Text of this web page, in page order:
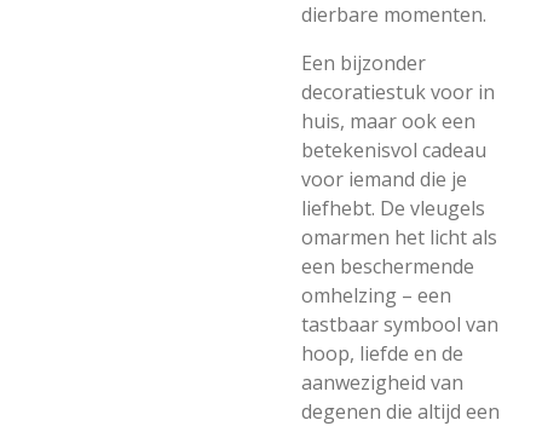
dierbare momenten.
Een bijzonder
decoratiestuk voor in
huis, maar ook een
betekenisvol cadeau
voor iemand die je
liefhebt. De vleugels
omarmen het licht als
een beschermende
omhelzing – een
tastbaar symbool van
hoop, liefde en de
aanwezigheid van
degenen die altijd een